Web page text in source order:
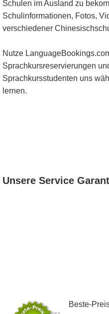
Schulen im Ausland zu
Schulinformationen, Fotos,
verschiedener
Nutze
Sprachkursreservierungen
Sprachkursstudenten uns
lernen.
Unsere Service
Beste-